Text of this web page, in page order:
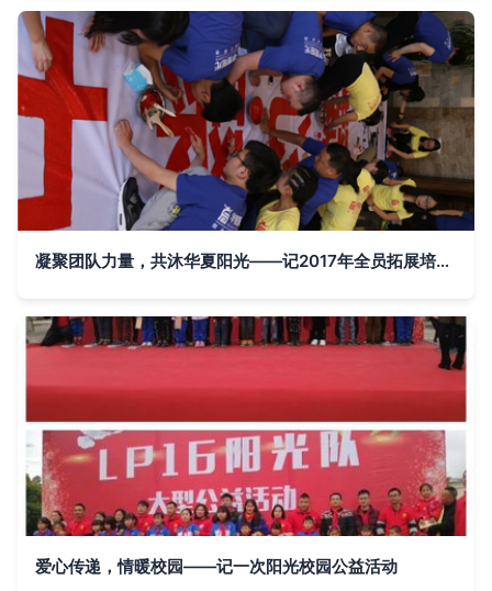
凝聚团队力量，共沐华夏阳光——记2017年全员拓展培训活动
爱心传递，情暖校园——记一次阳光校园公益活动